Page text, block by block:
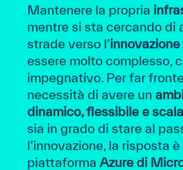
Mantenere la propria
mentre si sta cercando di
strade verso l’innovazione
essere molto complesso,
impegnativo. Per far
necessità di avere un
dinamico, flessibile e
sia in grado di stare al
l’innovazione, la risposta è
piattaforma Azure di